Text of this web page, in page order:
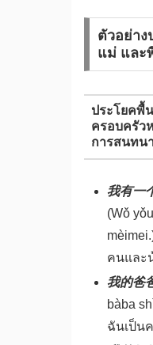
ตัวอย่า
แม่ และ
ประโยคพื้
ครอบครัว
การสนทน
我有一
(Wǒ
คนและ
我的爸
bàba
ฉันเป็น